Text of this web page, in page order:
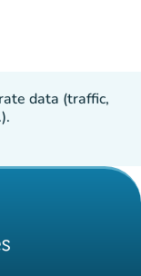
data (traffic,